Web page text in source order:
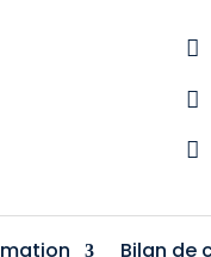



Bilan de